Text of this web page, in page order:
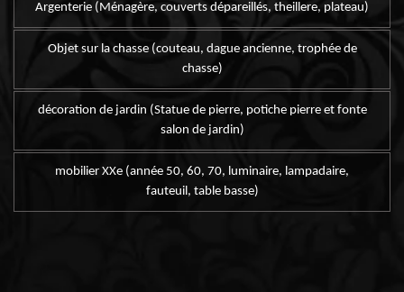
Argenterie (Ménagère, couverts dépareillés, theillere, plateau)
Objet sur la chasse (couteau, dague ancienne, trophée de
chasse)
décoration de jardin (Statue de pierre, potiche pierre et fonte
salon de jardin)
mobilier XXe (année 50, 60, 70, luminaire, lampadaire,
fauteuil, table basse)